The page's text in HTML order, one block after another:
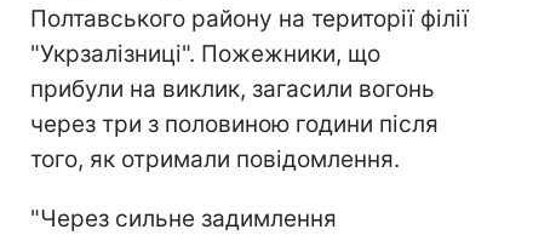
Полтавського району на території філії
"Укрзалізниці". Пожежники, що
прибули на виклик, загасили вогонь
через три з половиною години після
того, як отримали повідомлення.
"Через сильне задимлення